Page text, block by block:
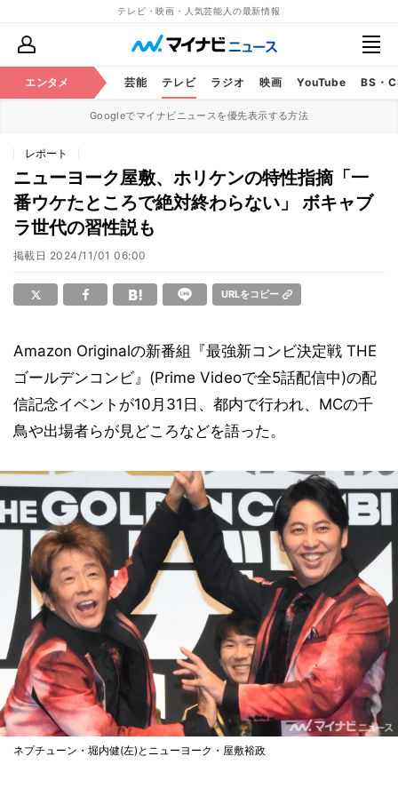
テレビ・映画・人気芸能人の最新情報
エンタメ 芸能 テレビ ラジオ 映画 YouTube BS・
Googleでマイナビニュースを優先表示する方法
レポート
ニューヨーク屋敷、ホリケンの特性指摘「一
番ウケたところで絶対終わらない」 ボキャブ
ラ世代の習性説も
掲載日 2024/11/01 06:00
URLをコピー
Amazon Originalの新番組『最強新コンビ決定戦 THE
ゴールデンコンビ』(Prime Videoで全5話配信中)の配
信記念イベントが10月31日、都内で行われ、MCの千
鳥や出場者らが見どころなどを語った。
ネプチューン・堀内健(左)とニューヨーク・屋敷裕政